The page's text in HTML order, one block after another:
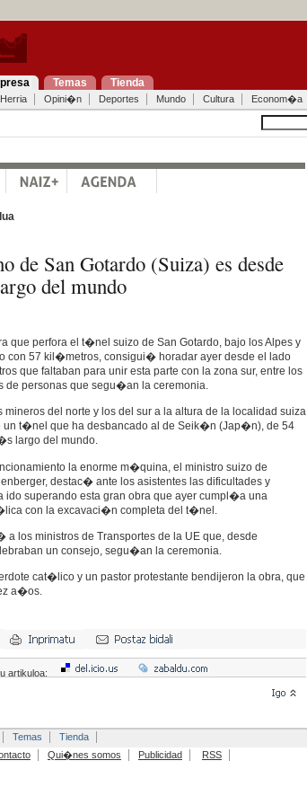
Temas Tienda
Opini�n Deportes Mundo Cultura Econom�a
de San Gotardo (Suiza) es desde
del mundo
que perfora el t�nel suizo de San Gotardo, bajo los Alpes y
con 57 kil�metros, consigui� horadar ayer desde el lado
que faltaban para unir esta parte con la zona sur, entre los
de personas que segu�an la ceremonia.
mineros del norte y los del sur a la altura de la localidad suiza
un t�nel que ha desbancado al de Seik�n (Jap�n), de 54
largo del mundo.
la enorme m�quina, el ministro suizo de
destac� ante los asistentes las dificultades y
superando esta gran obra que ayer cumpl�a una
con la excavaci�n completa del t�nel.
a los ministros de Transportes de la UE que, desde
un consejo, segu�an la ceremonia.
cat�lico y un pastor protestante bendijeron la obra, que
a�os.
artikuloa:
Temas
Tienda
Qui�nes somos Publicidad RSS